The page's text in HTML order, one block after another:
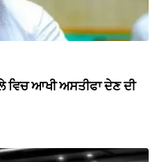
ਵਿਚ ਆਖੀ ਅਸਤੀਫਾ ਦੇਣ ਦੀ